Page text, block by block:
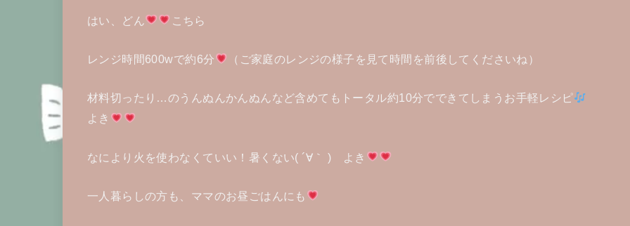
はい、どん こちら
レンジ時間600wで約6分 （ご家庭のレンジの様子を見て時間を前後してくださいね）
材料切ったり…のうんぬんかんぬんなど含めてもトータル約10分でできてしまうお手軽レシピ
よき
なにより火を使わなくていい！暑くない( ´∀｀ ) よき
一人暮らしの方も、ママのお昼ごはんにも